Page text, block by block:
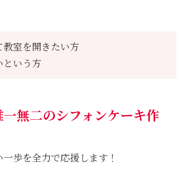
室を開きたい方
という方
一無二のシフォンケーキ作
歩を全力で応援します！